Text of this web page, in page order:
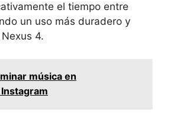
el tiempo entre
un uso más duradero y
4.
música en